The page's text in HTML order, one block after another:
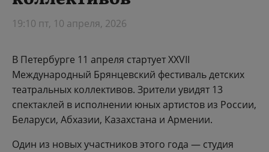
19:10 пт, 10 апреля, 2026
В Петербурге 11 апреля стартует XXVII
Международный Брянцевский фестиваль детских
театральных коллективов. Зрители увидят 13
спектаклей в исполнении юных артистов из России,
Беларуси, Абхазии, Казахстана и Армении.
Один из новых участников этого года — студия